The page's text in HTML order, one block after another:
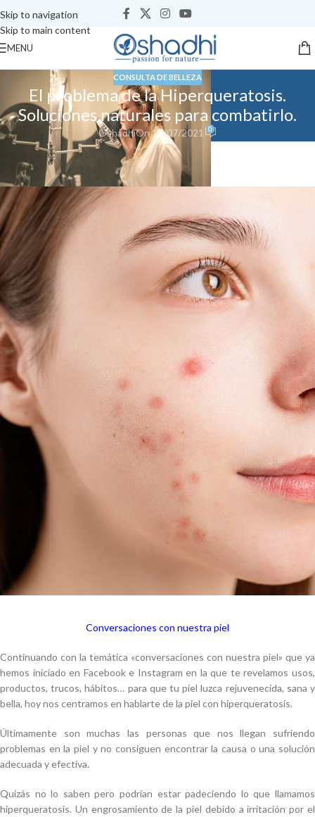
Skip to navigation
Skip to main content
MENU
CONSULTA DE BELLEZA
El problema de la Hiperqueratosis.
Soluciones naturales para combatirlo.
OshadhiOn 16/07/2021 0
Conversaciones con nuestra piel
Continuando con la temática «conversaciones con nuestra piel» que ya
hemos iniciado en Facebook e Instagram en la que te revelamos usos,
productos, trucos, hábitos… para que tu piel luzca rejuvenecida, sana y
bella, hoy nos centramos en hablarte de la piel con hiperqueratosis.
Últimamente son muchas las personas que nos llegan sufriendo
problemas en la piel y no consiguen encontrar la causa o una solución
adecuada y efectiva.
Quizás no lo saben pero podrían estar padeciendo lo que llamamos
hiperqueratosis. Un engrosamiento de la piel debido a irritación por el